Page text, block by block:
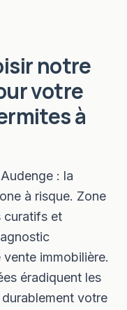
notre
votre
à
: la
à risque. Zone
curatifs et
immobilière.
éradiquent les
votre